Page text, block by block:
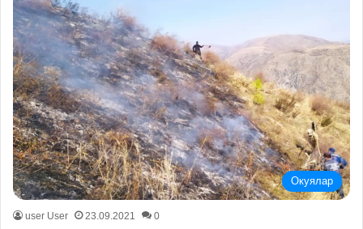
Окуялар
user User 23.09.2021 0